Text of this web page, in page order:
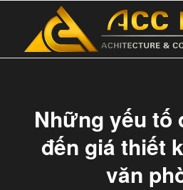
Những yếu tố
đến giá thiết
văn